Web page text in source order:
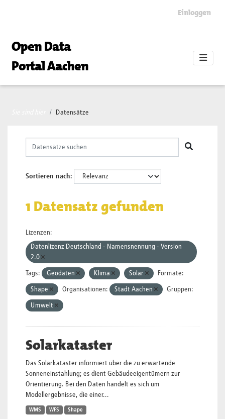
Einloggen
Open Data
Portal Aachen
Datensätze
Sortieren nach
1 Datensatz gefunden
Lizenzen:
Datenlizenz Deutschland - Namensnennung - Version
2.0
Tags: Geodaten Klima Solar Formate:
Shape Organisationen: Stadt Aachen Gruppen:
Umwelt
Solarkataster
Das Solarkataster informiert über die zu erwartende
Sonneneinstahlung; es dient Gebäudeeigentümern zur
Orientierung. Bei den Daten handelt es sich um
Modellergebnisse, die einer...
WMS WFS Shape